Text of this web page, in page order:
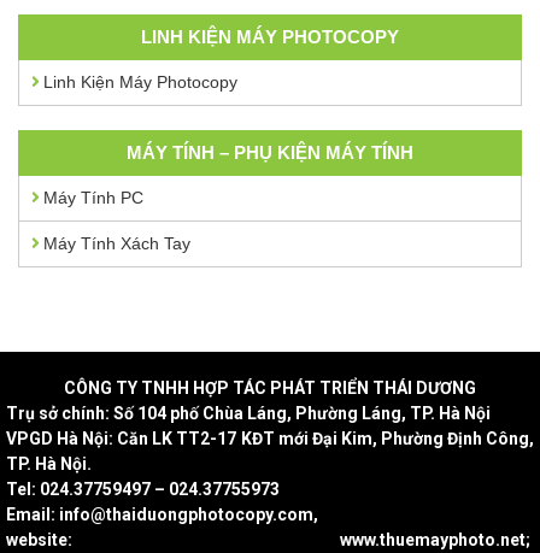
LINH KIỆN MÁY PHOTOCOPY
Linh Kiện Máy Photocopy
MÁY TÍNH – PHỤ KIỆN MÁY TÍNH
Máy Tính PC
Máy Tính Xách Tay
CÔNG TY TNHH HỢP TÁC PHÁT TRIỂN THÁI DƯƠNG
Trụ sở chính: Số 104 phố Chùa Láng, Phường Láng, TP. Hà Nội
VPGD Hà Nội: Căn LK TT2-17 KĐT mới Đại Kim, Phường Định Công,
TP. Hà Nội.
Tel: 024.37759497 – 024.37755973
Email: info@thaiduongphotocopy.com,
website: www.thuemayphoto.net;